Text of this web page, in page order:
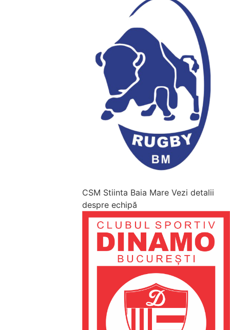
CSM Stiinta Baia Mare Vezi detalii
despre echipă